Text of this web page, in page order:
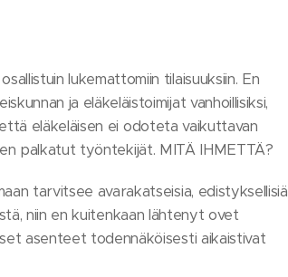
lukemattomiin tilaisuuksiin. En
ja eläkeläistoimijat vanhoillisiksi,
eläkeläisen ei odoteta vaikuttavan
palkatut työntekijät. MITÄ IHMETTÄ?
tarvitsee avarakatseisia, edistyksellisiä
niin en kuitenkaan lähtenyt ovet
asenteet todennäköisesti aikaistivat